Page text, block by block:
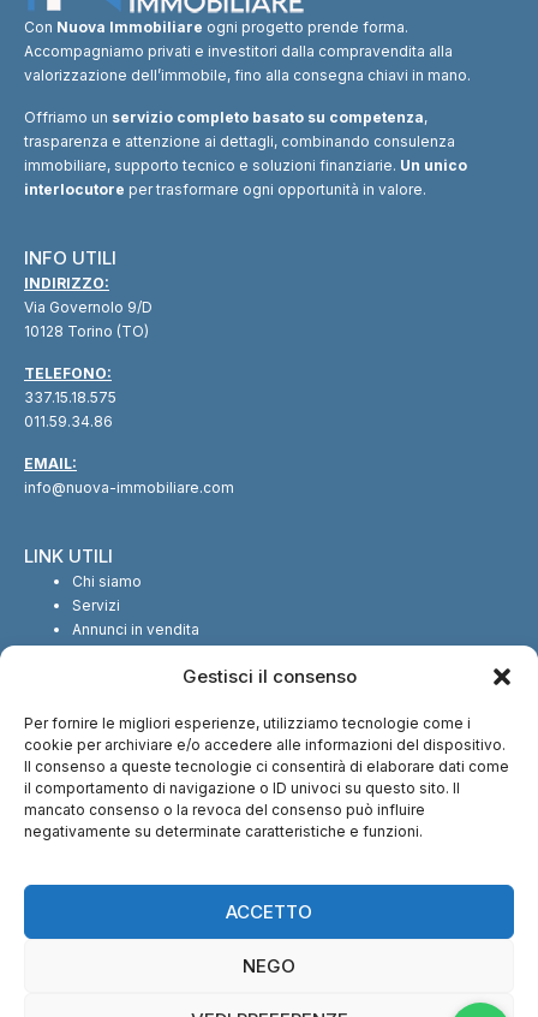
Gestisci il consenso
Per fornire le migliori esperienze, utilizziamo tecnologie come i
cookie per archiviare e/o accedere alle informazioni del dispositivo.
Il consenso a queste tecnologie ci consentirà di elaborare dati come
il comportamento di navigazione o ID univoci su questo sito. Il
mancato consenso o la revoca del consenso può influire
negativamente su determinate caratteristiche e funzioni.
ACCETTO
NEGO
Con Nuova Immobiliare ogni progetto prende forma.
Accompagniamo privati e investitori dalla compravendita alla
valorizzazione dell’immobile, fino alla consegna chiavi in mano.
Offriamo un servizio completo basato su competenza,
trasparenza e attenzione ai dettagli, combinando consulenza
immobiliare, supporto tecnico e soluzioni finanziarie. Un unico
interlocutore per trasformare ogni opportunità in valore.
INFO UTILI
INDIRIZZO:
Via Governolo 9/D
10128 Torino (TO)
TELEFONO:
337.15.18.575
011.59.34.86
EMAIL:
info@nuova-immobiliare.com
LINK UTILI
Chi siamo
Servizi
Annunci in vendita
SEGUICI SUI SOCIAL
CI TROVI ANCHE SU: